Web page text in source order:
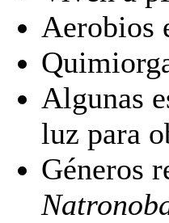
Aerobios
Algunas
luz para
Géneros